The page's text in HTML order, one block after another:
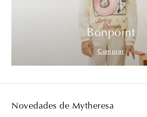
Bonpoint
Comprar
Novedades de Mytheresa